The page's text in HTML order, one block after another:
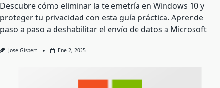
Descubre cómo eliminar la telemetría en Windows 10 y
proteger tu privacidad con esta guía práctica. Aprende
paso a paso a deshabilitar el envío de datos a Microsoft
Jose Gisbert Ene 2, 2025